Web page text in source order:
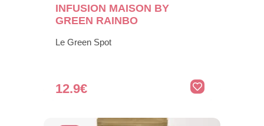
INFUSION MAISON BY
GREEN RAINBO
Le Green Spot
12.9€